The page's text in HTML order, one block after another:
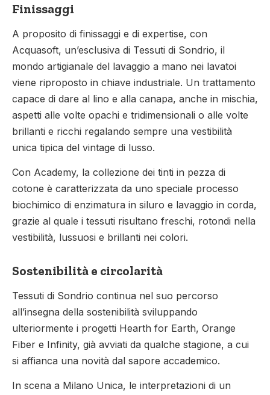
Finissaggi
A proposito di finissaggi e di expertise, con
Acquasoft, un’esclusiva di Tessuti di Sondrio, il
mondo artigianale del lavaggio a mano nei lavatoi
viene riproposto in chiave industriale. Un trattamento
capace di dare al lino e alla canapa, anche in mischia,
aspetti alle volte opachi e tridimensionali o alle volte
brillanti e ricchi regalando sempre una vestibilità
unica tipica del vintage di lusso.
Con Academy, la collezione dei tinti in pezza di
cotone è caratterizzata da uno speciale processo
biochimico di enzimatura in siluro e lavaggio in corda,
grazie al quale i tessuti risultano freschi, rotondi nella
vestibilità, lussuosi e brillanti nei colori.
Sostenibilità e circolarità
Tessuti di Sondrio continua nel suo percorso
all’insegna della sostenibilità sviluppando
ulteriormente i progetti Hearth for Earth, Orange
Fiber e Infinity, già avviati da qualche stagione, a cui
si affianca una novità dal sapore accademico.
In scena a Milano Unica, le interpretazioni di un